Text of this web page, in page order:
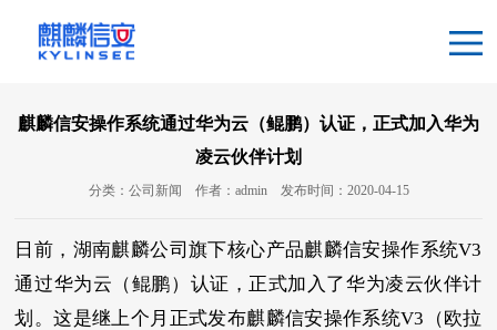
麒麟信安操作系统通过华为云（鲲鹏）认证，正式加入华为
凌云伙伴计划
分类：公司新闻 作者：admin 发布时间：2020-04-15
日前，湖南麒麟公司旗下核心产品麒麟信安操作系统V3
通过华为云（鲲鹏）认证，正式加入了华为凌云伙伴计
划。这是继上个月正式发布麒麟信安操作系统V3（欧拉